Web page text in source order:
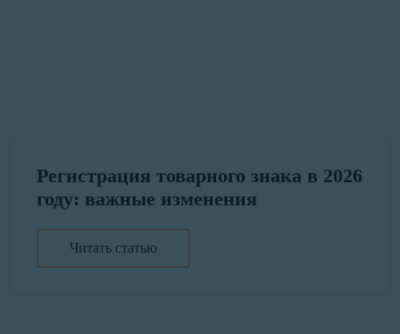
Регистрация товарного знака в 2026
году: важные изменения
Читать статью